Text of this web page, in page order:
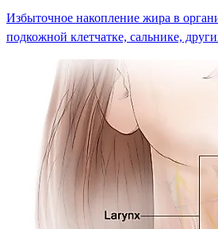
Избыточное накопление жира в
подкожной клетчатке, сальнике,